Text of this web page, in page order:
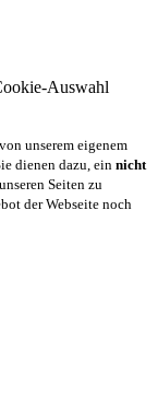
Auswahl
unserem eigenem
dienen dazu, ein nicht
Seiten zu
der Webseite noch